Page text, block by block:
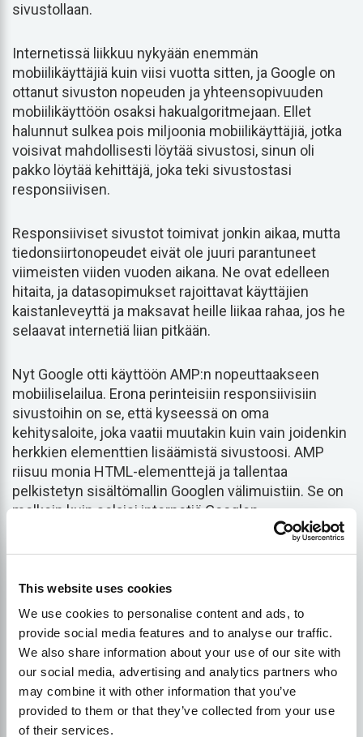
This website uses cookies
We use cookies to personalise content and ads, to
provide social media features and to analyse our traffic.
We also share information about your use of our site with
our social media, advertising and analytics partners who
may combine it with other information that you’ve
provided to them or that they’ve collected from your use
of their services.
sivustollaan.
Internetissä liikkuu nykyään enemmän
mobiilikäyttäjiä kuin viisi vuotta sitten, ja Google on
ottanut sivuston nopeuden ja yhteensopivuuden
mobiilikäyttöön osaksi hakualgoritmejaan. Ellet
halunnut sulkea pois miljoonia mobiilikäyttäjiä, jotka
voisivat mahdollisesti löytää sivustosi, sinun oli
pakko löytää kehittäjä, joka teki sivustostasi
responsiivisen.
Responsiiviset sivustot toimivat jonkin aikaa, mutta
tiedonsiirtonopeudet eivät ole juuri parantuneet
viimeisten viiden vuoden aikana. Ne ovat edelleen
hitaita, ja datasopimukset rajoittavat käyttäjien
kaistanleveyttä ja maksavat heille liikaa rahaa, jos he
selaavat internetiä liian pitkään.
Nyt Google otti käyttöön AMP:n nopeuttaakseen
mobiiliselailua. Erona perinteisiin responsiivisiin
sivustoihin on se, että kyseessä on oma
kehitysaloite, joka vaatii muutakin kuin vain joidenkin
herkkien elementtien lisäämistä sivustoosi. AMP
riisuu monia HTML-elementtejä ja tallentaa
pelkistetyn sisältömallin Googlen välimuistiin. Se on
melkein kuin selaisi internetiä Googlen
pilvipalvelimilla. Se on nopeaa, mutta kuten monet
muutkin Googlen asiat, se on myös patentoitu.
Milloin AMP:tä kannattaa
käyttää?
AMP-kehys pakottaa digitaaliset markkinoijat usein
tekemään seuraavat toimetkysyitse "Milloin minun
pitäisi käyttää AMP:tä" tai "Konvertoituvatko AMP-